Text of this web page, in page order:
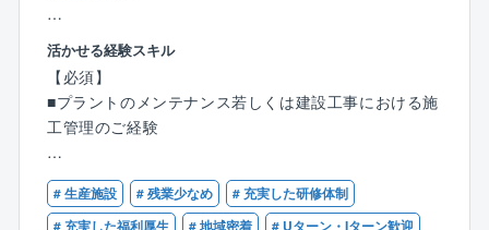
だ、現状の教育体制には改善の余地があると認識して
おり、より良い仕組みを作るべく継続的にアップデー
トを進めています。
＜プラント解体に特化した唯一の東証プライム上場企
業／17の特許を取得＞
「つくった人には壊せない」をコンセプトに、建造手
【業務詳細】
国内に建設する各種プラント建設のプロジェクトチー
ムの一員として、メンテナンス工事、建設工事をお任
せします。
■プラントのメンテナンス、もしくは建設⼯事の計画、
管理
■スケジュール管理、品質管理
活かせる経験スキル
【必須】
■プラントのメンテナンス若しくは建設工事における施
工管理のご経験
【歓迎】
■1級施工管理技士（建築/土木/管）の資格をお持ちの
# 生産施設 # 残業少なめ
# 充実した研修体制
# 充実した福利厚生
# 地域密着
# Uターン・Iターン歓迎